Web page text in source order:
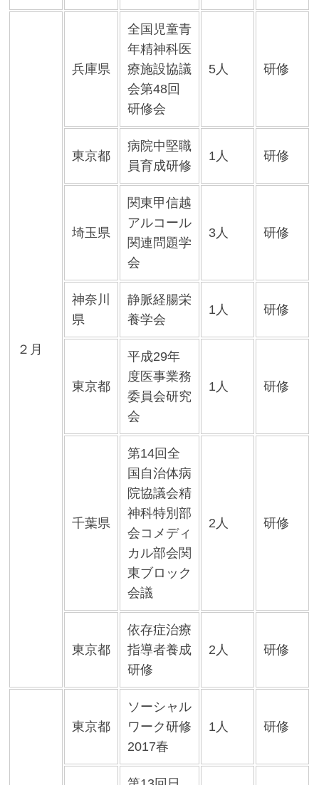
２月
兵庫県
全国児童青
年精神科医
療施設協議
会第48回
研修会
5人 研修
東京都
病院中堅職
員育成研修
1人 研修
埼玉県
関東甲信越
アルコール
関連問題学
会
3人 研修
神奈川
県
静脈経腸栄
養学会
1人 研修
東京都
平成29年
度医事業務
委員会研究
会
1人 研修
千葉県
第14回全
国自治体病
院協議会精
神科特別部
会コメディ
カル部会関
東ブロック
会議
2人 研修
東京都
依存症治療
指導者養成
研修
2人 研修
東京都
ソーシャル
ワーク研修
2017春
1人 研修